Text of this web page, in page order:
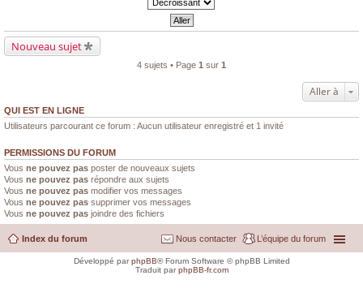
Nouveau sujet
4 sujets • Page 1 sur 1
Aller à
QUI EST EN LIGNE
Utilisateurs parcourant ce forum : Aucun utilisateur enregistré et 1 invité
PERMISSIONS DU FORUM
Vous ne pouvez pas poster de nouveaux sujets
Vous ne pouvez pas répondre aux sujets
Vous ne pouvez pas modifier vos messages
Vous ne pouvez pas supprimer vos messages
Vous ne pouvez pas joindre des fichiers
Index du forum L’équipe du forum
Nous contacter
Développé parphpBB® Forum Software © phpBB Limited
Traduit parphpBB-fr.com